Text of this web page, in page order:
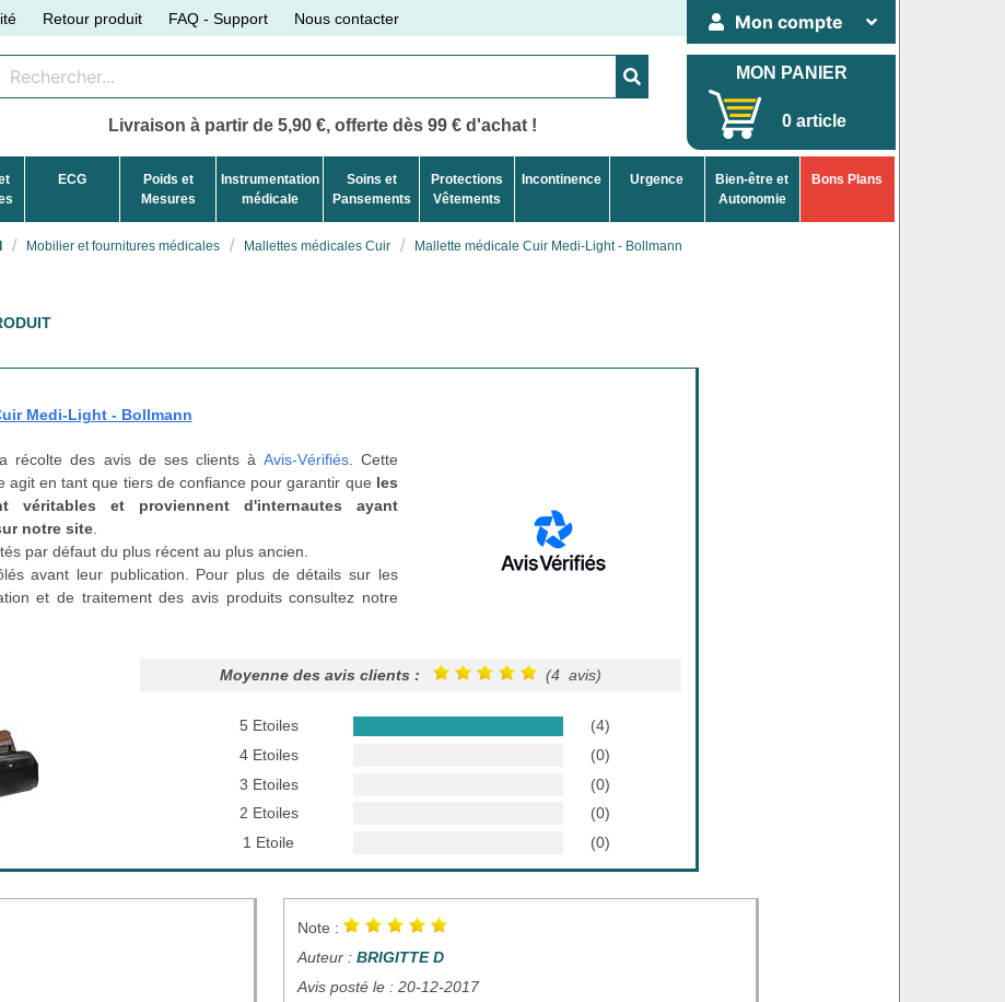
Retour produit FAQ - Support Nous contacter Mon compte
Livraison à partir de 5,90 €, offerte dès 99 € d'achat !
MON PANIER
0 article
ECG
Poids et
Mesures
Instrumentation
médicale
Soins et
Pansements
Protections
Vêtements
Incontinence Urgence
Bien-être et
Autonomie
Bons Plans
Mobilier et fournitures médicales Mallettes médicales Cuir
Mallette médicale Cuir Medi-Light - Bollmann
Medi-Light - Bollmann
récolte des avis de ses clients à Avis-Vérifiés. Cette
agit en tant que tiers de confiance pour garantir que les
véritables et proviennent d'internautes ayant
notre site.
par défaut du plus récent au plus ancien.
avant leur publication. Pour plus de détails sur les
et de traitement des avis produits consultez notre
Moyenne des avis clients : (4 avis)
5 Etoiles
(4)
4 Etoiles
(0)
3 Etoiles
(0)
2 Etoiles
(0)
1 Etoile
(0)
Note :
Auteur : BRIGITTE D
Avis posté le : 20-12-2017